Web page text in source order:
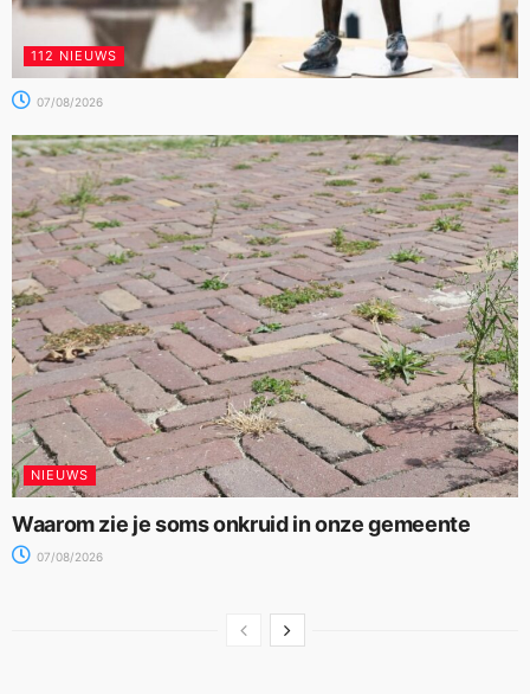
112 NIEUWS
07/08/2026
NIEUWS
Waarom zie je soms onkruid in onze gemeente
07/08/2026